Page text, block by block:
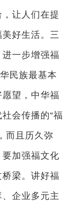
让人们在提
好生活。三
一步增强福
民族最基本
望，中华福
会传播的“福
而且历久弥
加强福文化
梁。讲好福
企业多元主